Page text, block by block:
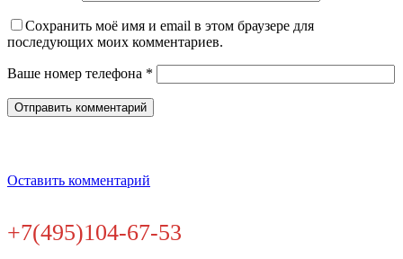
Сохранить моё имя и email в этом браузере для
последующих моих комментариев.
Ваше номер телефона *
Оставить комментарий
+7(495)104-67-53